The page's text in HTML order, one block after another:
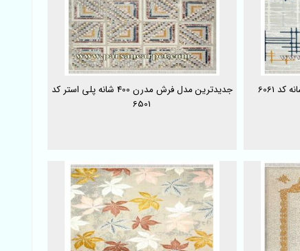
جدیدترین مدل فرش مدرن 400 شانه پلی استر کد
6501